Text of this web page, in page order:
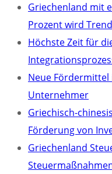
Griechenland mit
Prozent wird
Höchste Zeit für
Neue
Unternehmer
Griechisch-
Förderung von
Griechenland